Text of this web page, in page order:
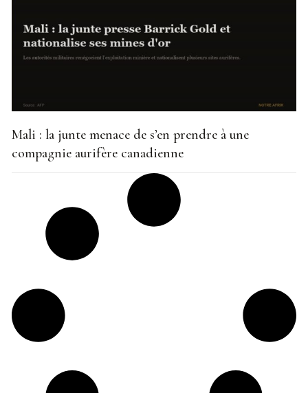
Mali : la junte menace de s’en prendre à une
compagnie aurifère canadienne